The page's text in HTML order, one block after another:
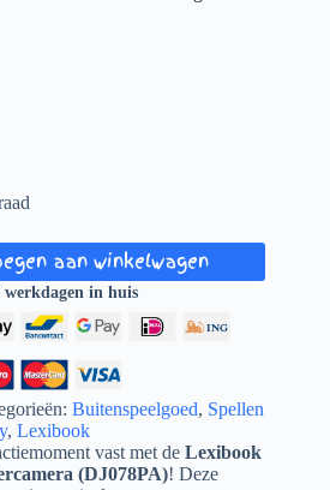
aan winkelwagen
werkdagen in huis
Buitenspeelgoed, Spellen
, Lexibook
vast met de Lexibook
(DJ078PA)! Deze